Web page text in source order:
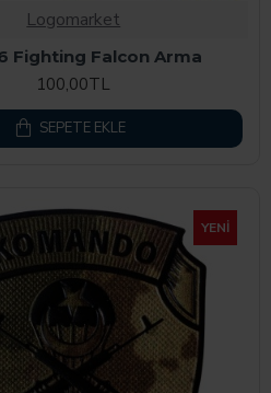
Logomarket
Fighting Falcon Arma
100,00TL
SEPETE EKLE
YENI